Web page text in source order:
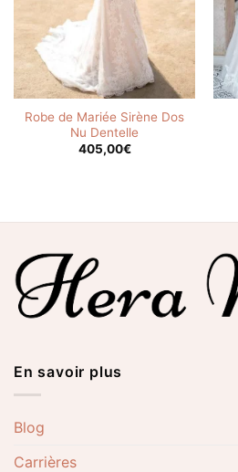
Robe de Mariée Sirène Dos
Nu Dentelle
405,00€
En savoir plus
Blog
Carrières